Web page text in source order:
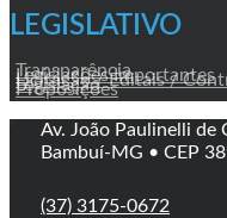
LEGISLATIVO
Transparência
Legislações Importantes
Licitação / Editais /
Legislação
Proposições
Av. João Paulinelli de
Bambuí-MG • CEP
(37) 3175-0672